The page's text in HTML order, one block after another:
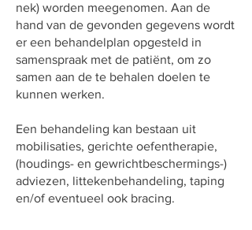
nek) worden meegenomen. Aan de
hand van de gevonden gegevens wordt
er een behandelplan opgesteld in
samenspraak met de patiënt, om zo
samen aan de te behalen doelen te
kunnen werken.
Een behandeling kan bestaan uit
mobilisaties, gerichte oefentherapie,
(houdings- en gewrichtbeschermings-)
adviezen, littekenbehandeling, taping
en/of eventueel ook bracing.